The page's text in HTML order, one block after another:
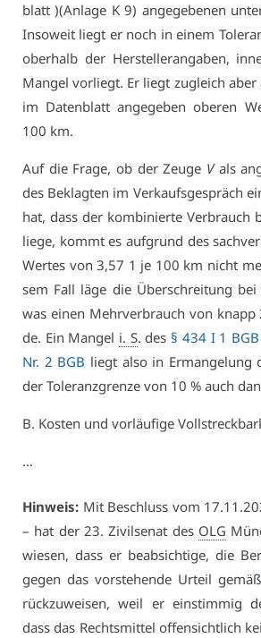
blatt )(An­la­ge K 9) an­ge­ge­be­nen
In­so­weit liegt er noch in ei­nem
ober­halb der Her­stel­ler­an­ga­ben,
Man­gel vor­liegt. Er liegt zu­gleich
im Da­ten­blatt an­ge­ge­ben obe­ren
100 km.
Auf die Fra­ge, ob der Zeu­ge Vals
des Be­klag­ten im Ver­kaufs­ge­spräch
hat, dass der kom­bi­nier­te Ver­brauch
lie­ge, kommt es auf­grund des
Wer­tes von 3,57 1 je 100 km nicht
sem Fall lä­ge die Über­schrei­tung
was ei­nen Mehr­ver­brauch von
de. Ein Man­gel i. S. des § 434 I 1 BGB
Nr. 2 BGB liegt al­so in Er­man­ge­lung
der To­le­ranz­gren­ze von 10 % auch
B. Kos­ten und vor­läu­fi­ge
…
Hin­weis: Mit Be­schluss vom
– hat der 23. Zi­vil­se­nat des OLG
wie­sen, dass er be­ab­sich­ti­ge, die
ge­gen das vor­ste­hen­de Ur­teil ge­mäß
rück­zu­wei­sen, weil er ein­stim­mig
dass das Rechts­mit­tel of­fen­sicht­lich